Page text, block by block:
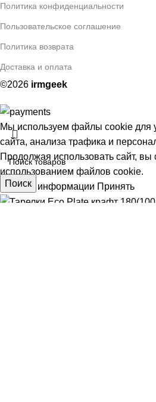
Политика конфиденциальности
Пользовательское соглашение
Политика возврата
Доставка и оплата
©2026 irmgeek
Поиск
Мы используем файлы cookie для
сайта, анализа трафика и
Продолжая использовать сайт, вы
использованием файлов cookie.
Больше информации Принять